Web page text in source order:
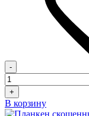
-
+
В корзину